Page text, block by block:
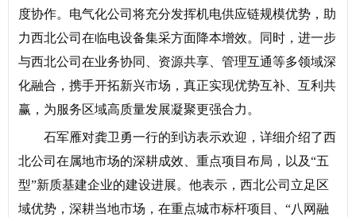
度协作。电气化公司将充分发挥机电供应链规模优势，助
力西北公司在临电设备集采方面降本增效。同时，进一步
与西北公司在业务协同、资源共享、管理互通等多领域深
化融合，携手开拓新兴市场，真正实现优势互补、互利共
赢，为服务区域高质量发展凝聚更强合力。
石军雁对龚卫勇一行的到访表示欢迎，详细介绍了西
北公司在属地市场的深耕成效、重点项目布局，以及“五
型”新质基建企业的建设进展。他表示，西北公司立足区
域优势，深耕当地市场，在重点城市标杆项目、“八网融